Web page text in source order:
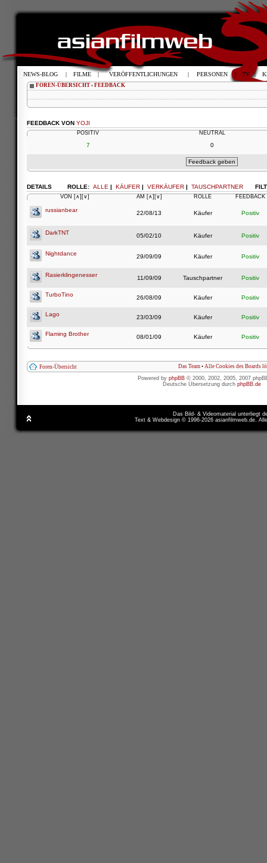
FOREN-ÜBERSICHT ‹ FEEDBACK
FEEDBACK VON YOJI
POSITIV NEUTRAL
7 0
ROLLE: ALLE | KÄUFER | VERKÄUFER | TAUSCHPARTNER
DETAILS
VON [∧] [∨] AM [∧] [∨] ROLLE FEEDBACK
russianbear 22/08/13 Käufer Positiv
DarkTNT 05/02/10 Käufer Positiv
Nightdance 29/09/09 Käufer Positiv
Rasierklingenesser 11/09/09 Tauschpartner Positiv
TurboTino 26/08/09 Käufer Positiv
Lago 23/03/09 Käufer Positiv
Flaming Brother 08/01/09 Käufer Positiv
Foren-Übersicht Das Team • Alle Cookies des Boards
Powered by phpBB © 2000, 2002, 2005, 2007
Deutsche Übersetzung durch phpBB.de
Das Bild- & Videomaterial unterliegt
Text & Webdesign © 1996-2026 asianfilmweb.de.
NEWS-BLOG | FILME | VERÖFFENTLICHUNGEN | PERSONEN | TV |